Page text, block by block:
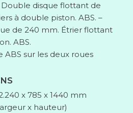
Double disque flottant de
à double piston. ABS. –
de 240 mm. Étrier flottant
ABS.
ABS sur les deux roues
x 785 x 1440 mm
x hauteur)